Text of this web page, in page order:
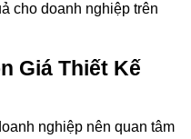
cho doanh nghiệp trên
Giá Thiết Kế
nghiệp nên quan tâm